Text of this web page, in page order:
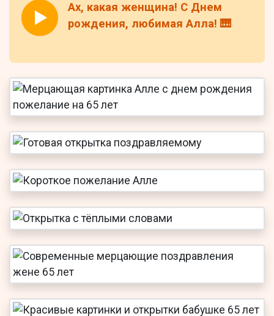
Ах, какая женщина! С Днем
рождения, любимая Алла! 🎹